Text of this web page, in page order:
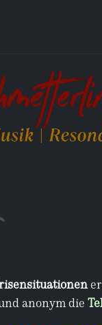
anonym die